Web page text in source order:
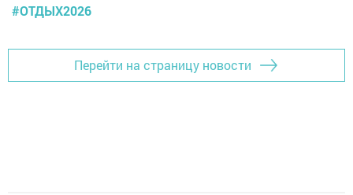
#ОТДЫХ2026
Перейти на страницу новости